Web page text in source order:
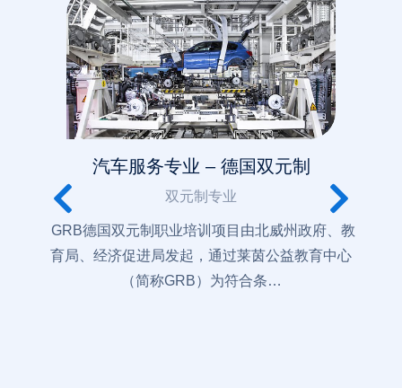
汽车服务专业 – 德国双元制
双元制专业
GRB德国双元制职业培训项目由北威州政府、教
育局、经济促进局发起，通过莱茵公益教育中心
（简称GRB）为符合条…